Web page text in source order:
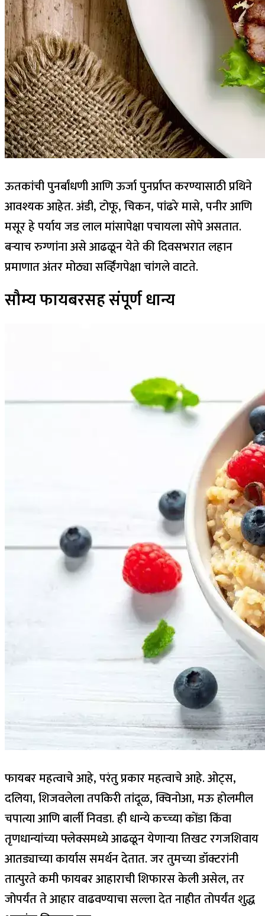
ऊतकांची पुनर्बांधणी आणि ऊर्जा पुनर्प्राप्त करण्यासाठी प्रथिने
आवश्यक आहेत. अंडी, टोफू, चिकन, पांढरे मासे, पनीर आणि
मसूर हे पर्याय जड लाल मांसापेक्षा पचायला सोपे असतात.
बऱ्याच रुग्णांना असे आढळून येते की दिवसभरात लहान
प्रमाणात अंतर मोठ्या सर्व्हिंगपेक्षा चांगले वाटते.
सौम्य फायबरसह संपूर्ण धान्य
फायबर महत्वाचे आहे, परंतु प्रकार महत्वाचे आहे. ओट्स,
दलिया, शिजवलेला तपकिरी तांदूळ, क्विनोआ, मऊ होलमील
चपात्या आणि बार्ली निवडा.ही धान्ये कच्च्या कोंडा किंवा
तृणधान्यांच्या फ्लेक्समध्ये आढळून येणाऱ्या तिखट रगजशिवाय
आतड्याच्या कार्यास समर्थन देतात. जर तुमच्या डॉक्टरांनी
तात्पुरते कमी फायबर आहाराची शिफारस केली असेल, तर
जोपर्यंत ते आहार वाढवण्याचा सल्ला देत नाहीत तोपर्यंत शुद्ध